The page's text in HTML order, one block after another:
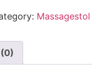
Massagestol